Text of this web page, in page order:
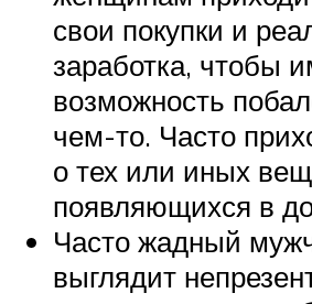
свои покупки и
заработка, чтобы
возможность
чем-то. Часто
о тех или иных
появляющихся в
Часто жадный
выглядит